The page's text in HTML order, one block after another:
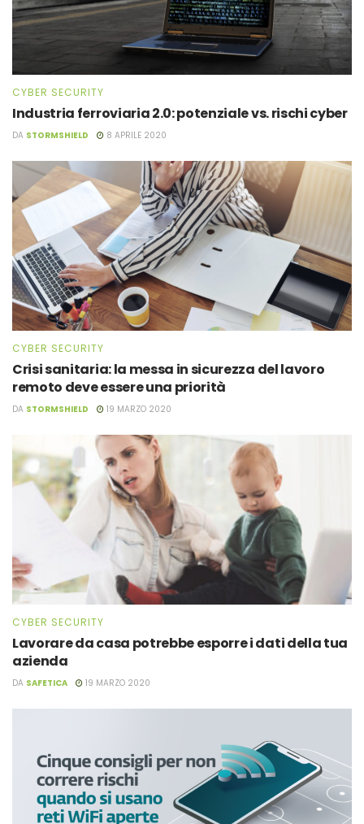
CYBER SECURITY
Industria ferroviaria 2.0: potenziale vs. rischi cyber
DA STORMSHIELD 8 APRILE 2020
CYBER SECURITY
Crisi sanitaria: la messa in sicurezza del lavoro
remoto deve essere una priorità
DA STORMSHIELD 19 MARZO 2020
CYBER SECURITY
Lavorare da casa potrebbe esporre i dati della tua
azienda
DA SAFETICA 19 MARZO 2020